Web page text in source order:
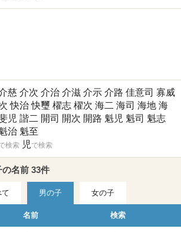
慈 介次 介治 介滋 介示 介路 佳意司 寡威
快治 快璽 櫂志 櫂次 海二 海司 海地 海
児 諧二 開司 開次 開路 魁児 魁司 魁志
治 魁至
検索 児 で検索
名前 33件
て 男の子 女の子
名前 検索